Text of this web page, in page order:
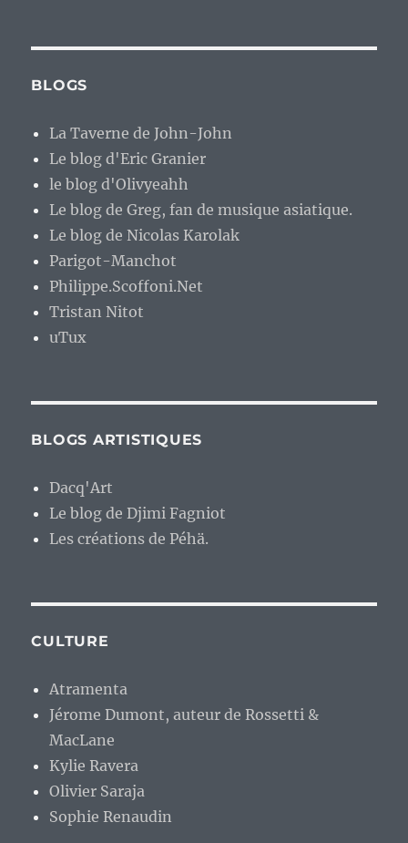
BLOGS
La Taverne de John-John
Le blog d'Eric Granier
le blog d'Olivyeahh
Le blog de Greg, fan de musique asiatique.
Le blog de Nicolas Karolak
Parigot-Manchot
Philippe.Scoffoni.Net
Tristan Nitot
uTux
BLOGS ARTISTIQUES
Dacq'Art
Le blog de Djimi Fagniot
Les créations de Péhä.
CULTURE
Atramenta
Jérome Dumont, auteur de Rossetti &
MacLane
Kylie Ravera
Olivier Saraja
Sophie Renaudin